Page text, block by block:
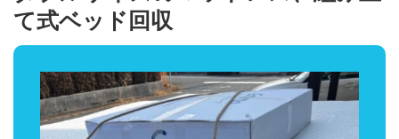
て式ベッド回収